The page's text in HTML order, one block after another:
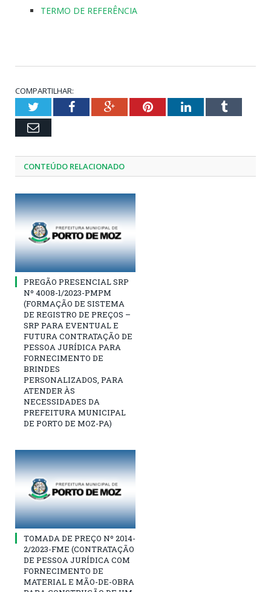
TERMO DE REFERÊNCIA
COMPARTILHAR:
TwitterFacebookGoogle+PinterestLinkedInTumblr
Email
CONTEÚDO RELACIONADO
PREGÃO PRESENCIAL SRP
Nº 4008-1/2023-PMPM
(FORMAÇÃO DE SISTEMA
DE REGISTRO DE PREÇOS –
SRP PARA EVENTUAL E
FUTURA CONTRATAÇÃO DE
PESSOA JURÍDICA PARA
FORNECIMENTO DE
BRINDES
PERSONALIZADOS, PARA
ATENDER ÀS
NECESSIDADES DA
PREFEITURA MUNICIPAL
DE PORTO DE MOZ-PA)
TOMADA DE PREÇO Nº 2014-
2/2023-FME (CONTRATAÇÃO
DE PESSOA JURÍDICA COM
FORNECIMENTO DE
MATERIAL E MÃO-DE-OBRA